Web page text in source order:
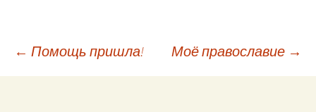
Навигация
← Помощь пришла! Моё православие →